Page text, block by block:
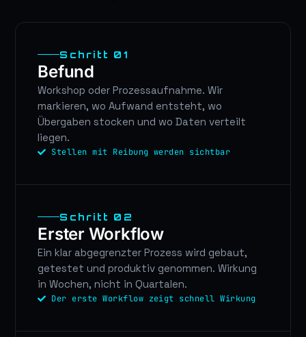
Schritt 01
Befund
Workshop oder Prozessaufnahme. Wir
markieren, wo Aufwand entsteht, wo
Übergaben stocken und wo Daten verteilt
liegen.
Stellen mit Reibung werden sichtbar
Schritt 02
Erster Workflow
Ein klar abgegrenzter Prozess wird gebaut,
getestet und produktiv genommen. Wirkung
in Wochen, nicht in Quartalen.
Der erste Workflow zeigt schnell Wirkung